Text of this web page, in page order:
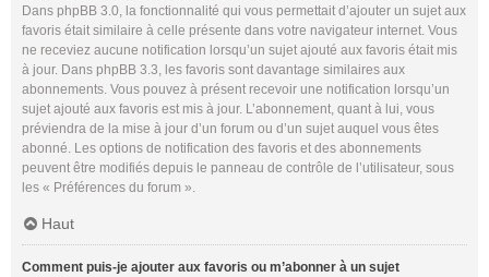
Dans phpBB 3.0, la fonctionnalité qui vous permettait d’ajouter un sujet aux
favoris était similaire à celle présente dans votre navigateur internet. Vous
ne receviez aucune notification lorsqu’un sujet ajouté aux favoris était mis
à jour. Dans phpBB 3.3, les favoris sont davantage similaires aux
abonnements. Vous pouvez à présent recevoir une notification lorsqu’un
sujet ajouté aux favoris est mis à jour. L’abonnement, quant à lui, vous
préviendra de la mise à jour d’un forum ou d’un sujet auquel vous êtes
abonné. Les options de notification des favoris et des abonnements
peuvent être modifiés depuis le panneau de contrôle de l’utilisateur, sous
les « Préférences du forum ».
Haut
Comment puis-je ajouter aux favoris ou m’abonner à un sujet